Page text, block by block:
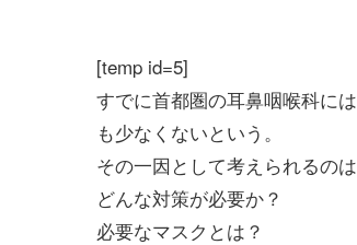
[temp id=5]
すでに首都圏の耳鼻咽喉科に
も少なくないという。
その一因として考えられるの
どんな対策が必要か？
必要なマスクとは？